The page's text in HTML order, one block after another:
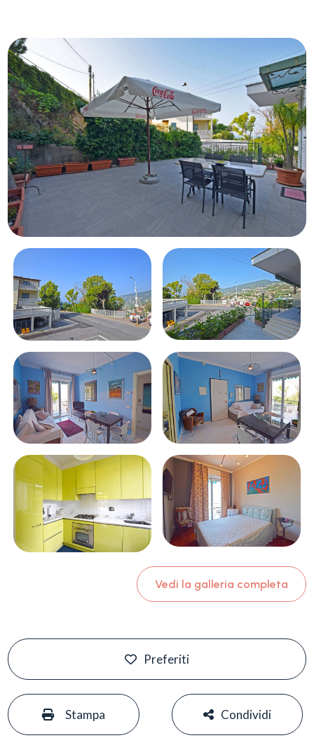
Vedi la galleria completa
Preferiti
Stampa Condividi
Ascensore
Piscina
Vista mare